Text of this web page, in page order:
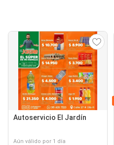
Autoservicio El Jardín
Aún válido por 1 día